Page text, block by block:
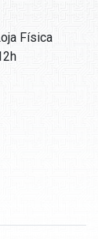
Física